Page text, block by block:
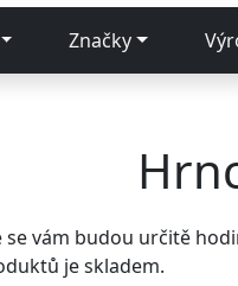
Značky
vám budou určitě
je skladem.